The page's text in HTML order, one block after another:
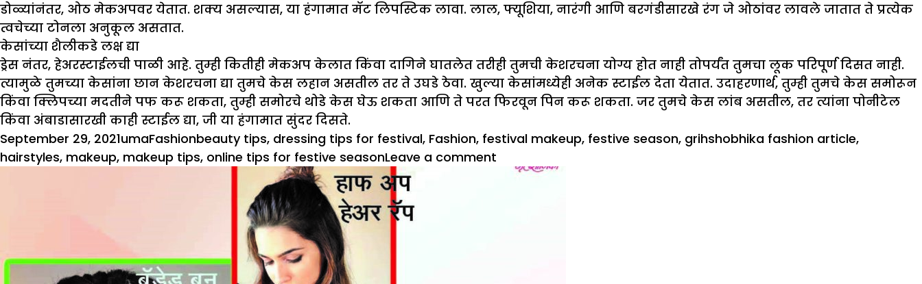
डोळ्यांनंतर, ओठ मेकअपवर येतात. शक्य असल्यास, या हंगामात मॅट लिपस्टिक लावा. लाल, फ्यूशिया, नारंगी आणि बरगंडीसारखे रंग जे ओठांवर लावले जातात ते प्रत्येक
त्वचेच्या टोनला अनुकूल असतात.
केसांच्या शैलीकडे लक्ष द्या
ड्रेस नंतर, हेअरस्टाईलची पाळी आहे. तुम्ही कितीही मेकअप केलात किंवा दागिने घातलेत तरीही तुमची केशरचना योग्य होत नाही तोपर्यंत तुमचा लूक परिपूर्ण दिसत नाही.
त्यामुळे तुमच्या केसांना छान केशरचना द्या तुमचे केस लहान असतील तर ते उघडे ठेवा. खुल्या केसांमध्येही अनेक स्टाईल देता येतात. उदाहरणार्थ, तुम्ही तुमचे केस समोरून
किंवा क्लिपच्या मदतीने पफ करू शकता, तुम्ही समोरचे थोडे केस घेऊ शकता आणि ते परत फिरवून पिन करू शकता. जर तुमचे केस लांब असतील, तर त्यांना पोनीटेल
किंवा अंबाडासारखी काही स्टाईल द्या, जी या हंगामात सुंदर दिसते.
Posted
on
September 29, 2021Author
umaCategories
FashionTags
beauty tips, dressing tips for festival, Fashion, festival makeup, festive season, grihshobhika fashion article,
hairstyles, makeup, makeup tips, online tips for festive seasonLeave a comment
मेकअपपासून